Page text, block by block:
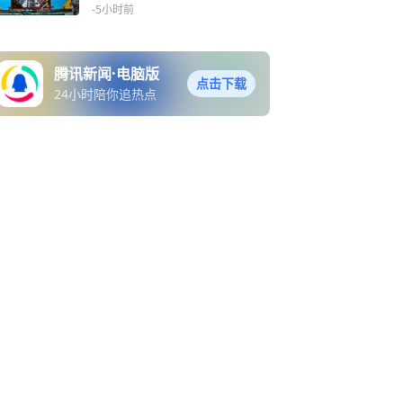
-5小时前
腾讯新闻·电脑版
24小时陪你追热点
点击下载